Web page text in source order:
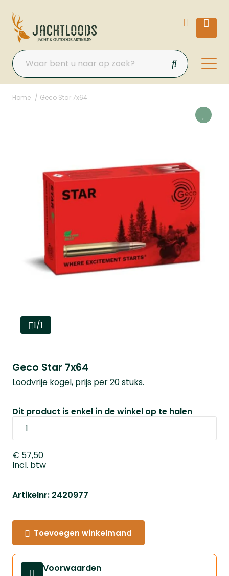
Home Geco Star 7x64
1/1
Geco Star 7x64
Loodvrije kogel, prijs per 20 stuks.
Dit product is enkel in de winkel op te halen
€ 57,50
Incl. btw
Artikelnr: 2420977
Toevoegen winkelmand
Voorwaarden